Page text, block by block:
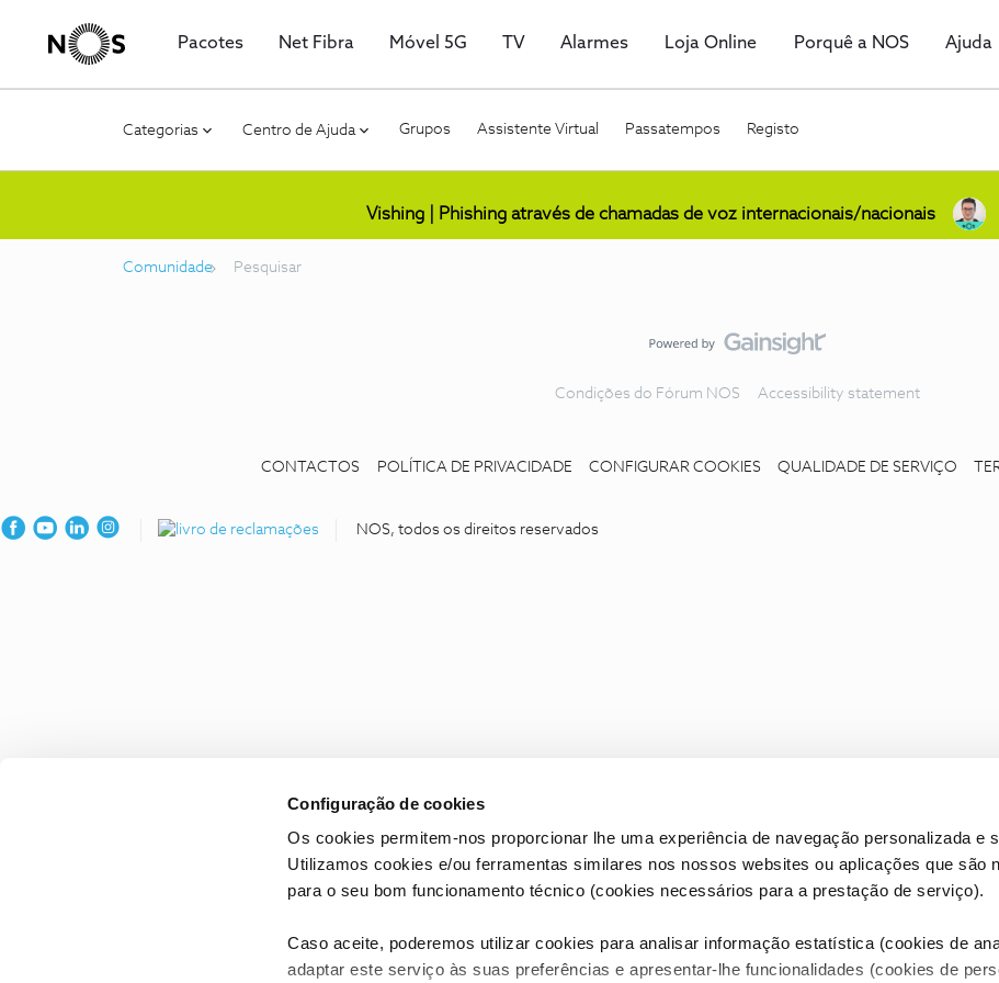
Configuração de cookies
Os cookies permitem-nos proporcionar lhe uma experiência de navegação personalizada e
Utilizamos cookies e/ou ferramentas similares nos nossos websites ou aplicações que são
para o seu bom funcionamento técnico (cookies necessários para a prestação de serviço).
Caso aceite, poderemos utilizar cookies para analisar informação estatística (cookies de
adaptar este serviço às suas preferências e apresentar-lhe funcionalidades (cookies de
Pacotes Net Fibra Móvel 5G TV Alarmes Loja Online Porquê a NOS Ajuda
Categorias Centro de Ajuda Grupos Assistente Virtual Passatempos Registo
Vishing | Phishing através de chamadas de voz internacionais/nacionais
Comunidade Pesquisar
Condições do Fórum NOS Accessibility statement
CONTACTOS POLÍTICA DE PRIVACIDADE CONFIGURAR COOKIES QUALIDADE DE SERVIÇO
NOS, todos os direitos reservados